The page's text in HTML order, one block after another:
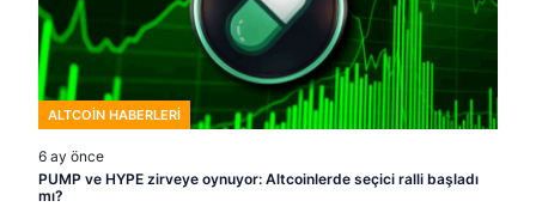
ALTCOIN HABERLERI
6 ay önce
PUMP ve HYPE zirveye oynuyor: Altcoinlerde seçici ralli başladı
mı?